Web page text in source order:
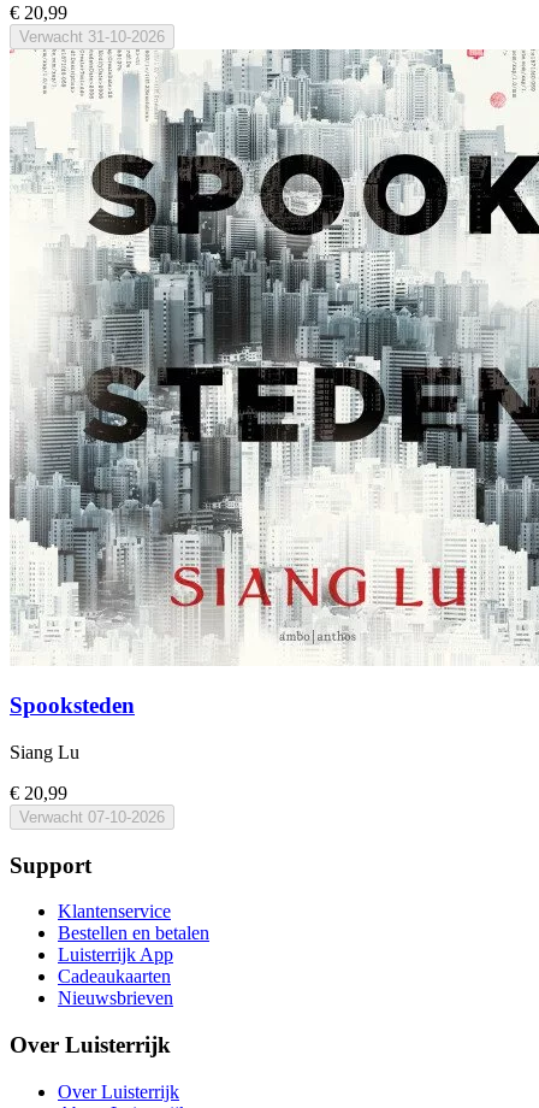
€ 20,99
Verwacht 31-10-2026
Spooksteden
Siang Lu
€ 20,99
Verwacht 07-10-2026
Support
Klantenservice
Bestellen en betalen
Luisterrijk App
Cadeaukaarten
Nieuwsbrieven
Over Luisterrijk
Over Luisterrijk